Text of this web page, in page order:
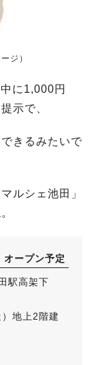
ジ）
に1,000円
示で、
きるみたいで
ルシェ池田」
ープン予定
駅高架下
地上2階建